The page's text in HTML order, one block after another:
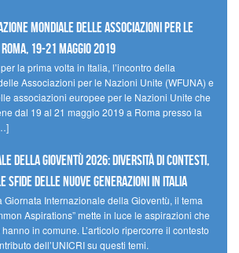
Mondiale delle Associazioni per le
19-21 maggio 2019
la prima volta in Italia, l’incontro della
Associazioni per le Nazioni Unite (WFUNA) e
associazioni europee per le Nazioni Unite che
dal 19 al 21 maggio 2019 a Roma presso la
DELLA GIOVENTÙ 2026: DIVERSITÀ DI CONTESTI,
SFIDE DELLE NUOVE GENERAZIONI IN ITALIA
Giornata Internazionale della Gioventù, il tema
Aspirations” mette in luce le aspirazioni che
in comune. L’articolo ripercorre il contesto
dell’UNICRI su questi temi.